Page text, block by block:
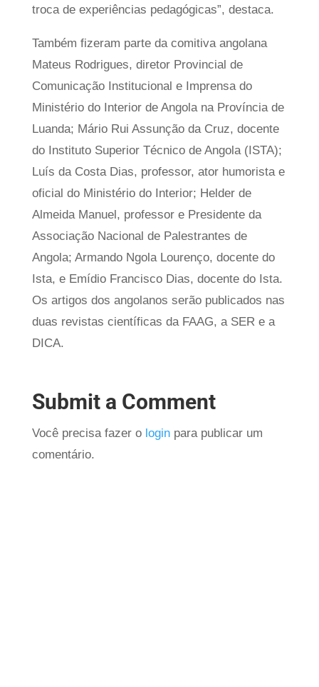
troca de experiências pedagógicas”, destaca.
Também fizeram parte da comitiva angolana
Mateus Rodrigues, diretor Provincial de
Comunicação Institucional e Imprensa do
Ministério do Interior de Angola na Província de
Luanda; Mário Rui Assunção da Cruz, docente
do Instituto Superior Técnico de Angola (ISTA);
Luís da Costa Dias, professor, ator humorista e
oficial do Ministério do Interior; Helder de
Almeida Manuel, professor e Presidente da
Associação Nacional de Palestrantes de
Angola; Armando Ngola Lourenço, docente do
Ista, e Emídio Francisco Dias, docente do Ista.
Os artigos dos angolanos serão publicados nas
duas revistas científicas da FAAG, a SER e a
DICA.
Submit a Comment
Você precisa fazer o loginpara publicar um
comentário.